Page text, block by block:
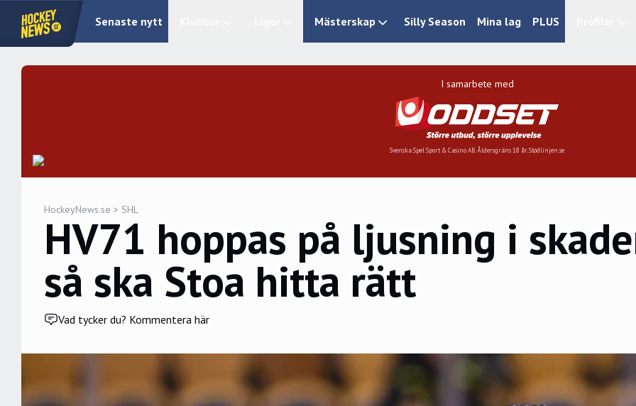
Senaste nytt Mästerskap Silly Season Mina lag PLUS
I samarbete med
Svenska Spel Sport & Casino AB. Åldersgräns 18 år. Stödlinjen.se
HockeyNews.se > SHL
HV71 hoppas på ljusning i
så ska Stoa hitta rätt
Vad tycker du? Kommentera här